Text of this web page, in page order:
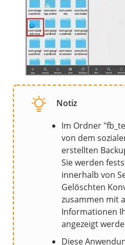
Notiz
Im Ordner
von dem
erstellten
Sie werden
innerhalb von
Gelöschten
zusammen mit
Informationen
angezeigt
Diese